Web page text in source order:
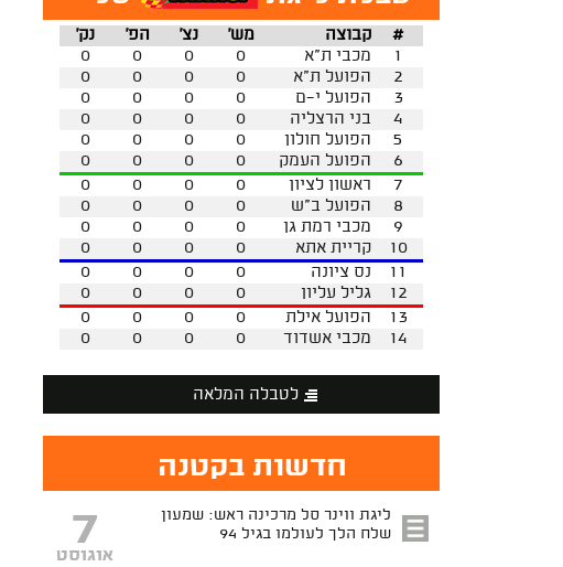
נק' הפ' נצ' מש' קבוצה
#
0
0 0 0 מכבי ת"א
1
0
0 0 0 הפועל ת"א
2
0
0 0 0 הפועל י-ם
3
0
0 0 0 בני הרצליה
4
0
0 0 0 הפועל חולון
5
0
0 0 0 הפועל העמק
6
0
0 0 0 ראשון לציון
7
0
0 0 0 הפועל ב"ש
8
0
0 0 0 מכבי רמת גן
9
0
0 0 0 קריית אתא
10
0
0 0 0 נס ציונה
11
0
0 0 0 גליל עליון
12
0
0 0 0 הפועל אילת
13
0
0 0 0 מכבי אשדוד 14
לטבלה המלאה
חדשות בקטנה
ליגת ווינר סל מרכינה ראש: שמעון
שלח הלך לעולמו בגיל 94
7
אוגוסט